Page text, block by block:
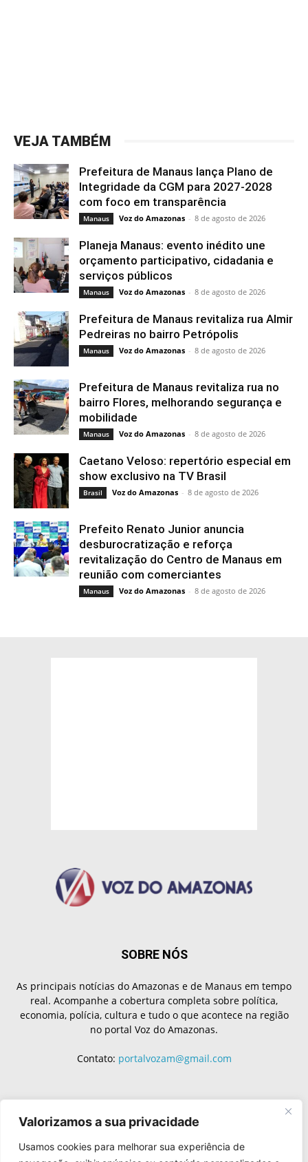
Valorizamos a sua privacidade
Usamos cookies para melhorar sua experiência de
VEJA TAMBÉM
Prefeitura de Manaus lança Plano de
Integridade da CGM para 2027-2028
com foco em transparência
Manaus Voz do Amazonas - 8 de agosto de 2026
Planeja Manaus: evento inédito une
orçamento participativo, cidadania e
serviços públicos
Manaus Voz do Amazonas - 8 de agosto de 2026
Prefeitura de Manaus revitaliza rua Almir
Pedreiras no bairro Petrópolis
Manaus Voz do Amazonas - 8 de agosto de 2026
Prefeitura de Manaus revitaliza rua no
bairro Flores, melhorando segurança e
mobilidade
Manaus Voz do Amazonas - 8 de agosto de 2026
Caetano Veloso: repertório especial em
show exclusivo na TV Brasil
Brasil Voz do Amazonas - 8 de agosto de 2026
Prefeito Renato Junior anuncia
desburocratização e reforça
revitalização do Centro de Manaus em
reunião com comerciantes
Manaus Voz do Amazonas - 8 de agosto de 2026
SOBRE NÓS
As principais notícias do Amazonas e de Manaus em tempo
real. Acompanhe a cobertura completa sobre política,
economia, polícia, cultura e tudo o que acontece na região
no portal Voz do Amazonas.
Contato: portalvozam@gmail.com